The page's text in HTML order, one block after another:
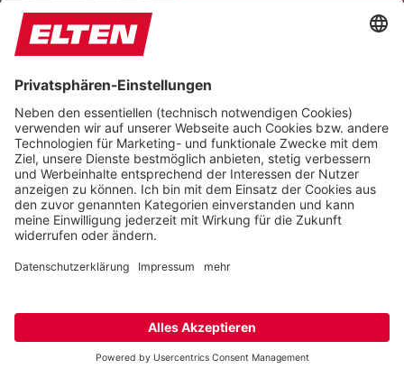
TITEL HERVORHEBEN LESEMASKE
BILDER AUSBLENDEN ALLES HERVORHEBEN